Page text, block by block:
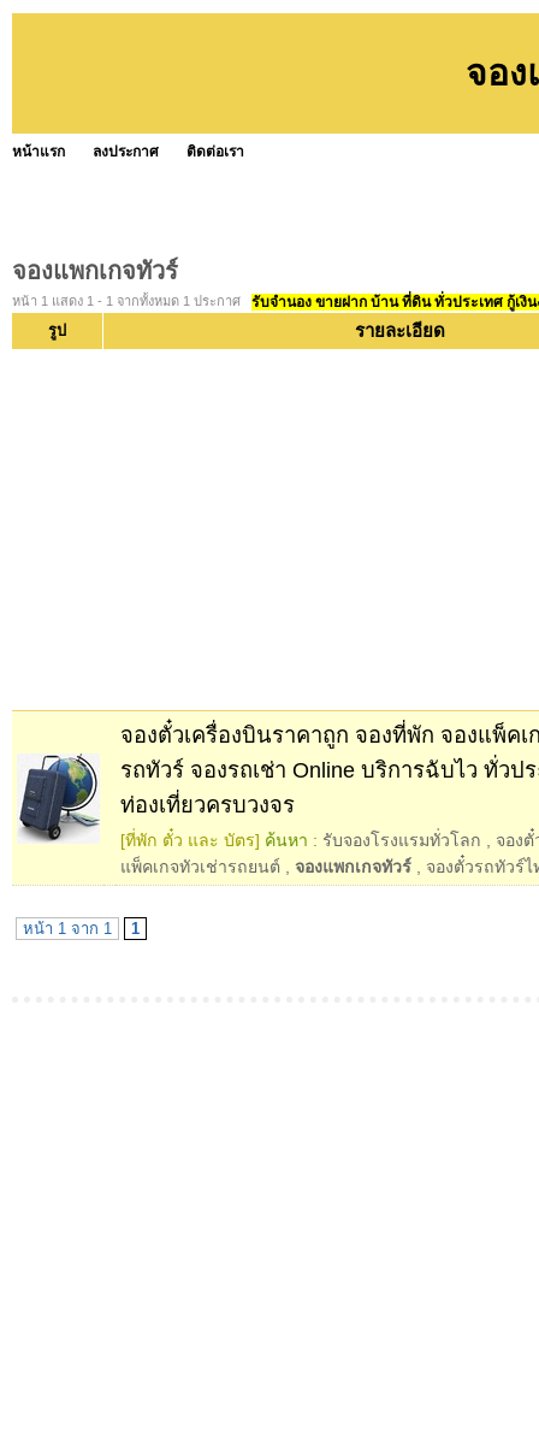
จอง
หน้าแรก ลงประกาศ ติดต่อเรา
จองแพกเกจทัวร์
หน้า 1 แสดง 1 - 1 จากทั้งหมด 1 ประกาศ รับจำนอง ขายฝาก บ้าน ที่ดิน ทั่วประเทศ กู้เงิ
รูป รายละเอียด
จองตั๋วเครื่องบินราคาถูก จองที่พัก จองแพ็คเ
รถทัวร์ จองรถเช่า Online บริการฉับไว ทั่วป
ท่องเที่ยวครบวงจร
[ที่พัก ตั๋ว และ บัตร] ค้นหา : รับจองโรงแรมทั่วโลก
จองตั๋
แพ็คเกจทัวเช่ารถยนต์
จองแพกเกจทัวร์ จองตั๋วรถทัวร์ไ
หน้า 1 จาก 1 1